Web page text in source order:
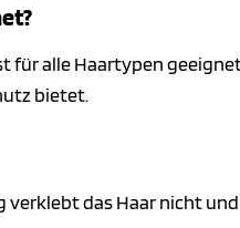
für alle Haartypen
bietet.
verklebt das Haar nicht